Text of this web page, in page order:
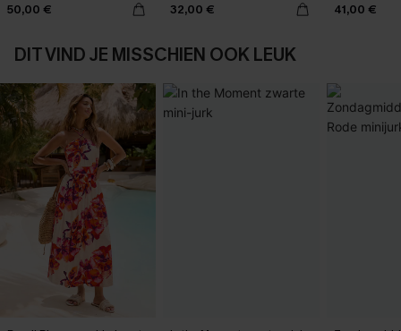
50,00 € 32,00 € 41,00 €
DIT VIND JE MISSCHIEN OOK LEUK